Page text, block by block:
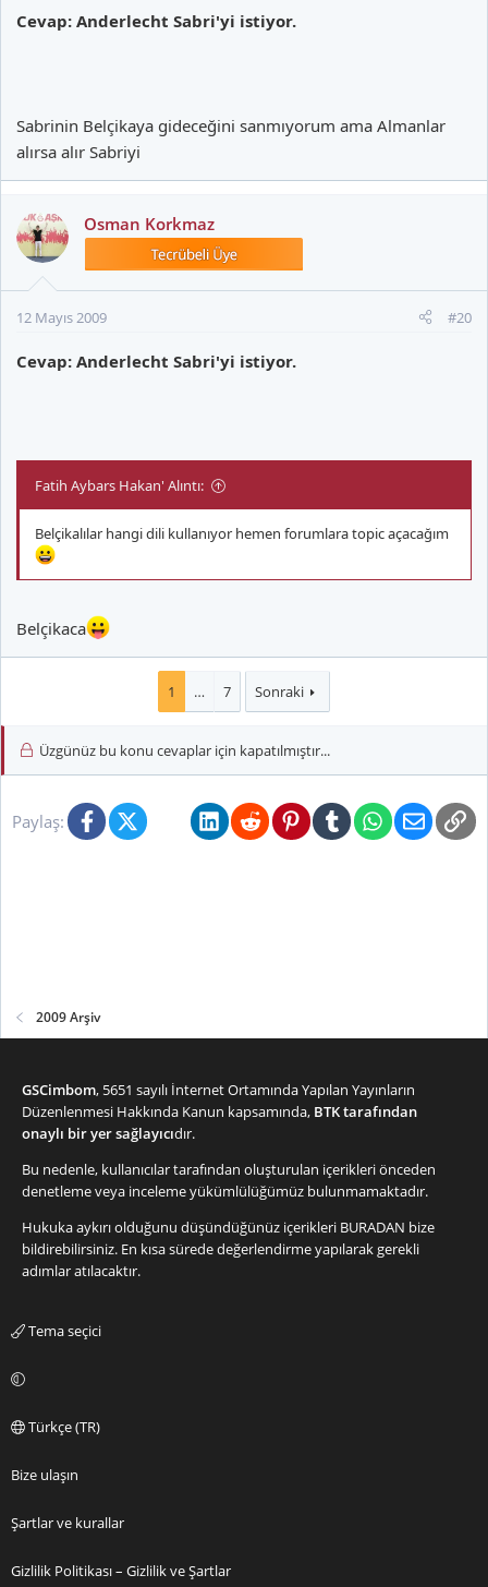
Cevap: Anderlecht Sabri'yi istiyor.
Sabrinin Belçikaya gideceğini sanmıyorum ama Almanlar
alırsa alır Sabriyi
Osman Korkmaz
12 Mayıs 2009 #20
Cevap: Anderlecht Sabri'yi istiyor.
Fatih Aybars Hakan' Alıntı:
Belçikalılar hangi dili kullanıyor hemen forumlara topic açacağım
Belçikaca
1 … 7 Sonraki
Üzgünüz bu konu cevaplar için kapatılmıştır...
Paylaş: FacebookX (Twitter)BlueskyLinkedInRedditPinterestTumblrWhatsApp
E-posta
2009 Arşiv
GSCimbom, 5651 sayılı İnternet Ortamında Yapılan Yayınların
Düzenlenmesi Hakkında Kanun kapsamında, BTK tarafından
onaylı bir yer sağlayıcıdır.
Bu nedenle, kullanıcılar tarafından oluşturulan içerikleri önceden
denetleme veya inceleme yükümlülüğümüz bulunmamaktadır.
Hukuka aykırı olduğunu düşündüğünüz içerikleri BURADAN bize
bildirebilirsiniz. En kısa sürede değerlendirme yapılarak gerekli
adımlar atılacaktır.
Tema seçici
Türkçe (TR)
Bize ulaşın
Şartlar ve kurallar
Gizlilik Politikası – Gizlilik ve Şartlar